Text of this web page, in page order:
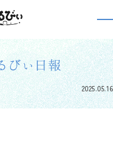
日報
びぃ日報
2025.05.16